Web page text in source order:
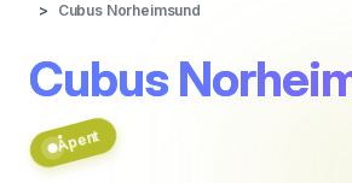
Cubus Norheimsund
Cubus
Åpent